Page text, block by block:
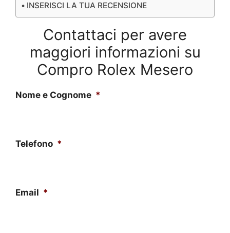
INSERISCI LA TUA RECENSIONE
Contattaci per avere
maggiori informazioni su
Compro Rolex Mesero
Nome e Cognome *
Telefono *
Email *